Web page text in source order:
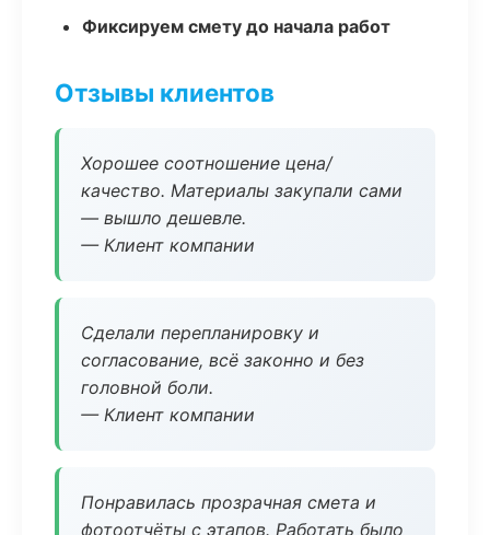
Фиксируем смету до начала работ
Отзывы клиентов
Хорошее соотношение цена/
качество. Материалы закупали сами
— вышло дешевле.
— Клиент компании
Сделали перепланировку и
согласование, всё законно и без
головной боли.
— Клиент компании
Понравилась прозрачная смета и
фотоотчёты с этапов. Работать было